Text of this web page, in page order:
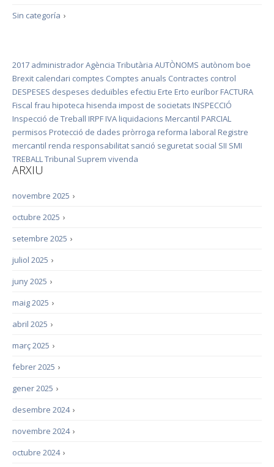
›
Sin categoría
2017 administradorAgència Tributària AUTÒNOMS autònom boe
Brexit calendari comptes Comptes anuals Contractes control
DESPESES despeses deduïbles efectiu Erte Erto euríbor FACTURA
Fiscal frau hipoteca hisenda impost de societats INSPECCIÓ
Inspecció de Treball IRPF IVA liquidacions Mercantil PARCIAL
permisos Protecció de dades pròrroga reforma laboral Registre
mercantil renda responsabilitat sanció seguretat social SII SMI
TREBALLTribunal Suprem vivenda
ARXIU
›
novembre 2025
›
octubre 2025
›
setembre 2025
›
juliol 2025
›
juny 2025
›
maig 2025
›
abril 2025
›
març 2025
›
febrer 2025
›
gener 2025
›
desembre 2024
›
novembre 2024
›
octubre 2024